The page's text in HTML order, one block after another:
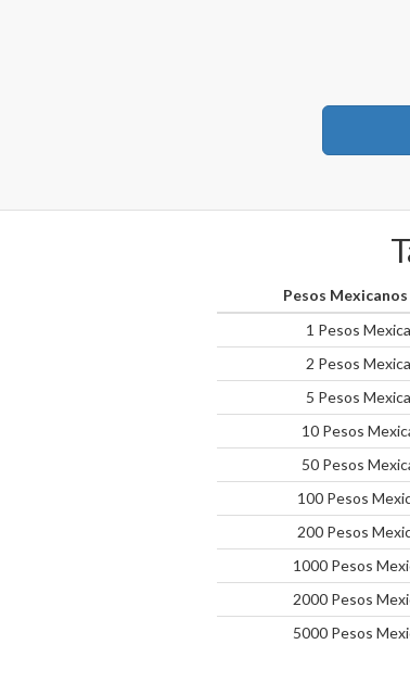
Pesos
1 Pesos
2 Pesos
5 Pesos
10 Pesos
50 Pesos
100 Pesos
200 Pesos
1000 Pesos
2000 Pesos
5000 Pesos